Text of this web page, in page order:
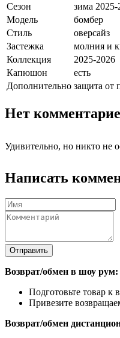
Сезон
зима 2025-
Модель
бомбер
Стиль
оверсайз
Застежка
молния и
Коллекция
2025-2026
Капюшон
есть
Дополнительно защита от
Нет
Удивительно, но никто не
Написать
Отправить
Возврат/обмен в шоу рум:
Подготовьте товар к
Привезите
Возврат/обмен